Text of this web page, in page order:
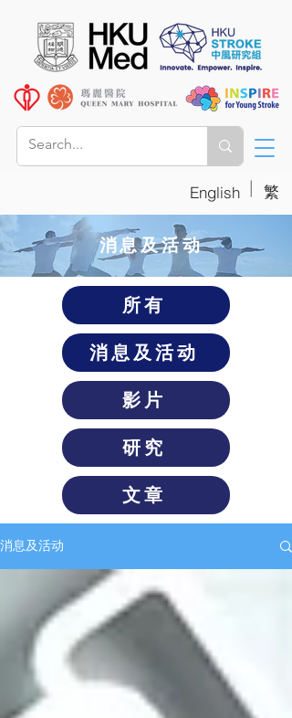
English | 繁
消息及活动
所有
消息及活动
影片
研究
文章
消息及活动